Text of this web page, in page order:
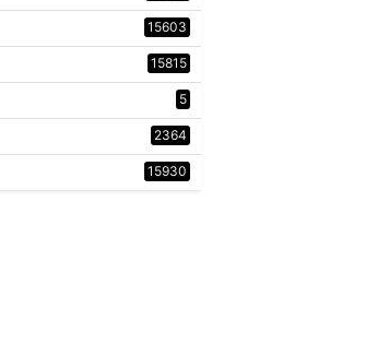
15603
15815
5
2364
15930